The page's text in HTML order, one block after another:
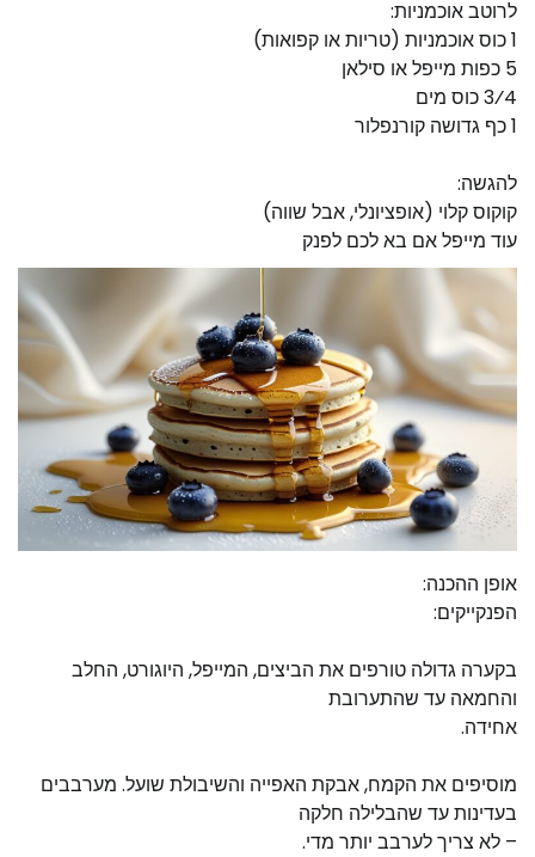
לרוטב אוכמניות:
1 כוס אוכמניות (טריות או קפואות)
5 כפות מייפל או סילאן
3⁄4 כוס מים
1 כף גדושה קורנפלור
להגשה:
קוקוס קלוי (אופציונלי, אבל שווה)
עוד מייפל אם בא לכם לפנק
אופן ההכנה:
הפנקייקים:
בקערה גדולה טורפים את הביצים, המייפל, היוגורט, החלב
והחמאה עד שהתערובת
אחידה.
מוסיפים את הקמח, אבקת האפייה והשיבולת שועל. מערבבים
בעדינות עד שהבלילה חלקה
– לא צריך לערבב יותר מדי.